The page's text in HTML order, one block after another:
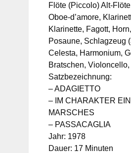
Flöte (Piccolo) Alt-
Oboe-d’amore,
Klarinette, Fagott,
Posaune, Schlagzeug
Celesta, Harmonium,
Bratschen,
Satzbezeichnung:
– ADAGIETTO
– IM CHARAKTER
MARSCHES
– PASSACAGLIA
Jahr: 1978
Dauer: 17 Minuten